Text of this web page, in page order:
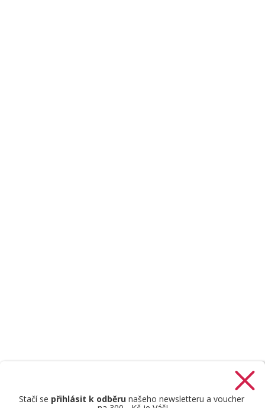
Stačí se přihlásit k odběrunašeho newsletteru a voucher